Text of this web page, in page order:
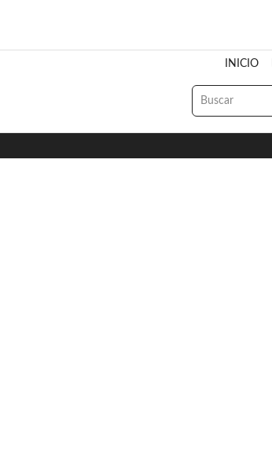
INICIO